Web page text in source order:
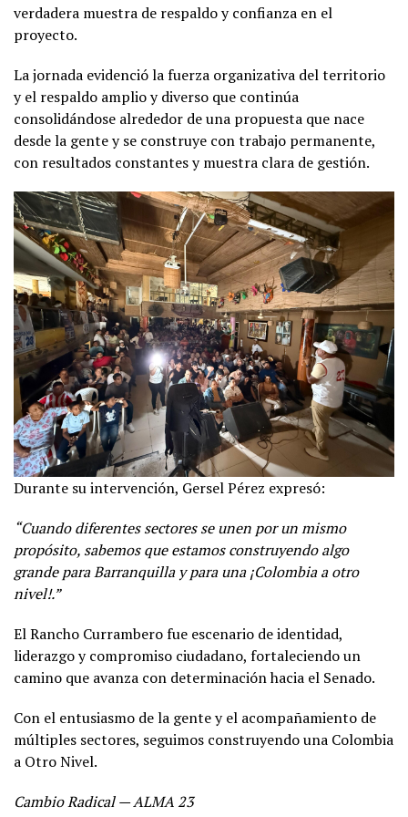
verdadera muestra de respaldo y confianza en el
proyecto.
La jornada evidenció la fuerza organizativa del territorio
y el respaldo amplio y diverso que continúa
consolidándose alrededor de una propuesta que nace
desde la gente y se construye con trabajo permanente,
con resultados constantes y muestra clara de gestión.
Durante su intervención, Gersel Pérez expresó:
“Cuando diferentes sectores se unen por un mismo
propósito, sabemos que estamos construyendo algo
grande para Barranquilla y para una ¡Colombia a otro
nivel!.”
El Rancho Currambero fue escenario de identidad,
liderazgo y compromiso ciudadano, fortaleciendo un
camino que avanza con determinación hacia el Senado.
Con el entusiasmo de la gente y el acompañamiento de
múltiples sectores, seguimos construyendo una Colombia
a Otro Nivel.
Cambio Radical — ALMA 23